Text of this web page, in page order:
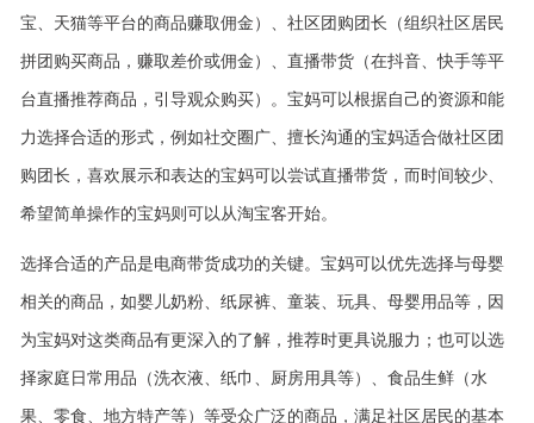
宝、天猫等平台的商品赚取佣金）、社区团购团长（组织社区居民
拼团购买商品，赚取差价或佣金）、直播带货（在抖音、快手等平
台直播推荐商品，引导观众购买）。宝妈可以根据自己的资源和能
力选择合适的形式，例如社交圈广、擅长沟通的宝妈适合做社区团
购团长，喜欢展示和表达的宝妈可以尝试直播带货，而时间较少、
希望简单操作的宝妈则可以从淘宝客开始。
选择合适的产品是电商带货成功的关键。宝妈可以优先选择与母婴
相关的商品，如婴儿奶粉、纸尿裤、童装、玩具、母婴用品等，因
为宝妈对这类商品有更深入的了解，推荐时更具说服力；也可以选
择家庭日常用品（洗衣液、纸巾、厨房用具等）、食品生鲜（水
果、零食、地方特产等）等受众广泛的商品，满足社区居民的基本